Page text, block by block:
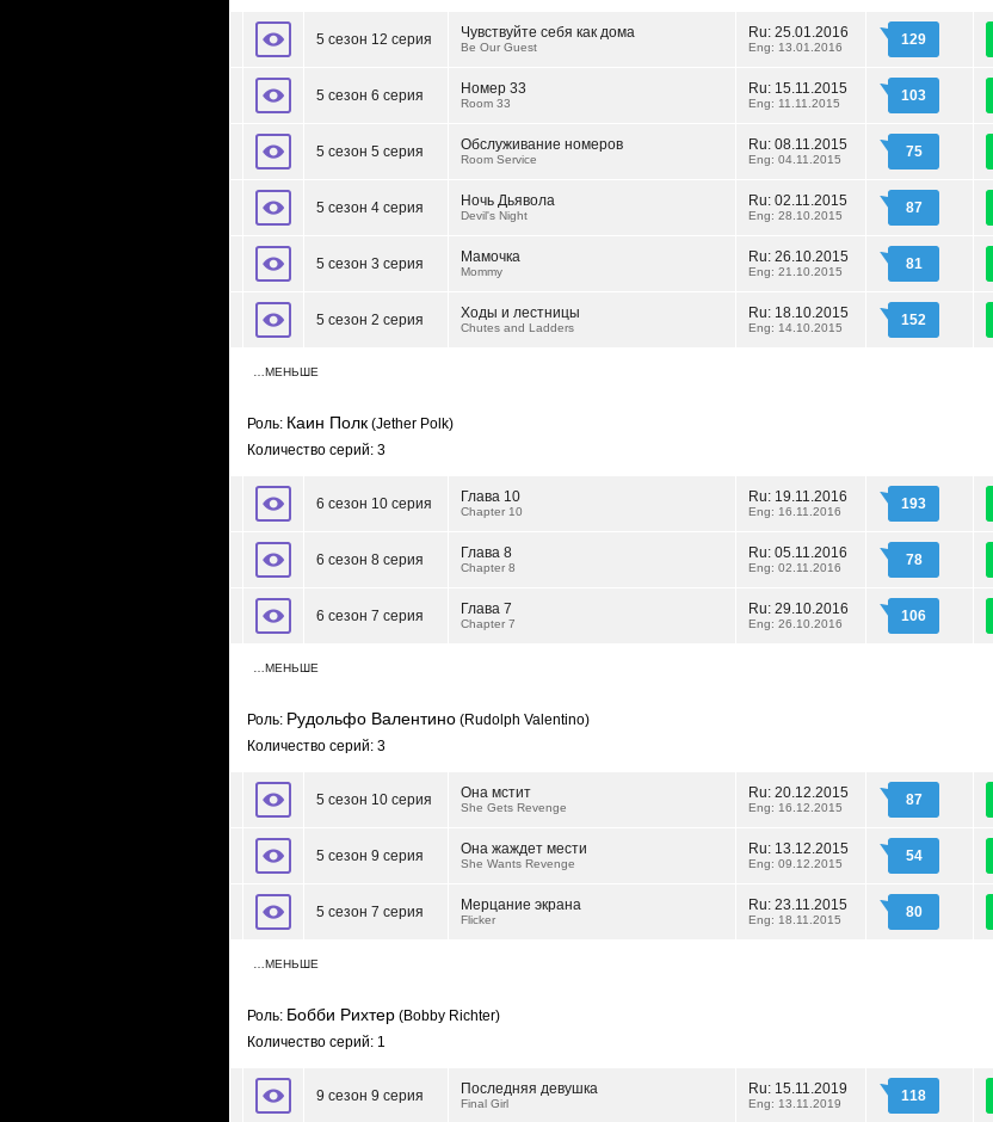
5 сезон 12 серия Чувствуйте себя как дома
Be Our Guest
Ru: 25.01.2016
Eng: 13.01.2016 129
5 сезон 6 серия Номер 33
Room 33
Ru: 15.11.2015
Eng: 11.11.2015 103
5 сезон 5 серия Обслуживание номеров
Room Service
Ru: 08.11.2015
Eng: 04.11.2015 75
5 сезон 4 серия Ночь Дьявола
Devil's Night
Ru: 02.11.2015
Eng: 28.10.2015 87
5 сезон 3 серия Мамочка
Mommy
Ru: 26.10.2015
Eng: 21.10.2015 81
5 сезон 2 серия Ходы и лестницы
Chutes and Ladders
Ru: 18.10.2015
Eng: 14.10.2015 152
…МЕНЬШЕ
Роль: Каин Полк (Jether Polk)
Количество серий: 3
6 сезон 10 серия Глава 10
Chapter 10
Ru: 19.11.2016
Eng: 16.11.2016 193
6 сезон 8 серия Глава 8
Chapter 8
Ru: 05.11.2016
Eng: 02.11.2016 78
6 сезон 7 серия Глава 7
Chapter 7
Ru: 29.10.2016
Eng: 26.10.2016 106
…МЕНЬШЕ
Роль: Рудольфо Валентино (Rudolph Valentino)
Количество серий: 3
5 сезон 10 серия Она мстит
She Gets Revenge
Ru: 20.12.2015
Eng: 16.12.2015 87
5 сезон 9 серия Она жаждет мести
She Wants Revenge
Ru: 13.12.2015
Eng: 09.12.2015 54
5 сезон 7 серия Мерцание экрана
Flicker
Ru: 23.11.2015
Eng: 18.11.2015 80
…МЕНЬШЕ
Роль: Бобби Рихтер (Bobby Richter)
Количество серий: 1
9 сезон 9 серия Последняя девушка
Final Girl
Ru: 15.11.2019
Eng: 13.11.2019 118